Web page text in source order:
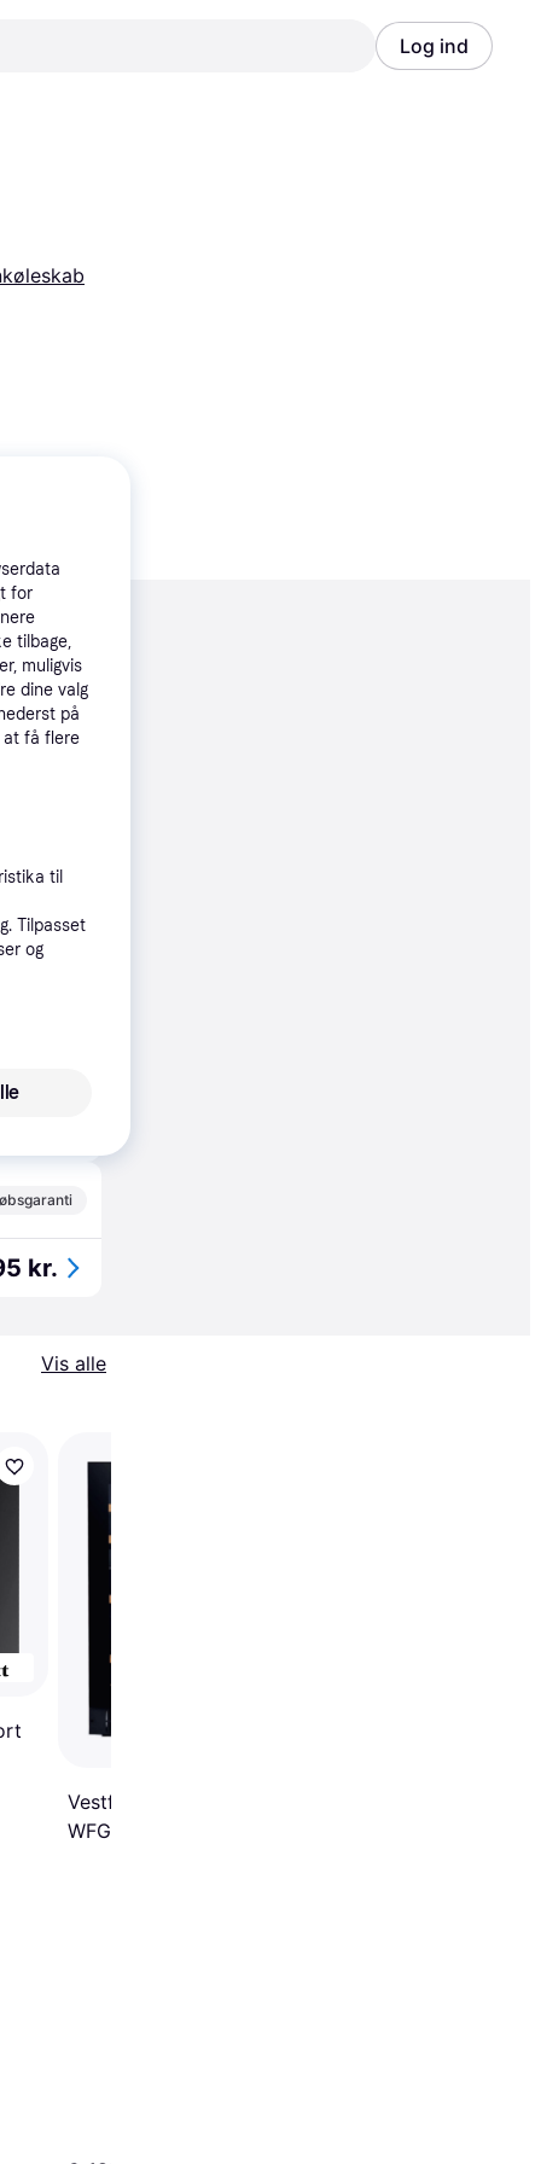
Log ind
kr.
kr.
Vis alle
Vestfrost Solutions
WFG45 Sort
for
tilbage,
muligvis
dine valg
på
at få flere
til
Tilpasset
og